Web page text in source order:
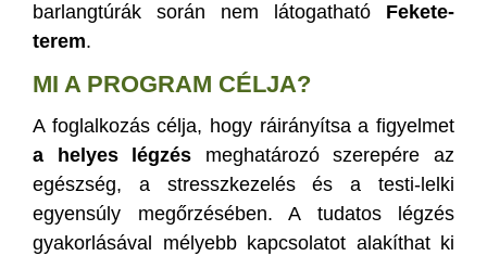
barlangtúrák során nem látogatható Fekete-
terem.
MI A PROGRAM CÉLJA?
A foglalkozás célja, hogy ráirányítsa a figyelmet
a helyes légzés meghatározó szerepére az
egészség, a stresszkezelés és a testi-lelki
egyensúly megőrzésében. A tudatos légzés
gyakorlásával mélyebb kapcsolatot alakíthat ki